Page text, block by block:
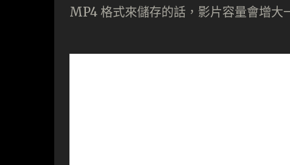
MP4 格式來儲存的話，影片容量會增大